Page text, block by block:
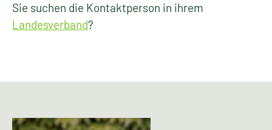
Sie suchen die Kontaktperson in ihrem
Landesverband?